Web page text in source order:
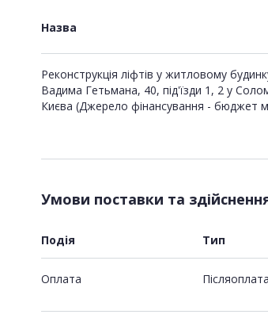
Назва
Реконструкція ліфтів у житловому
Вадима Гетьмана, 40, під'їзди 1, 2 у
Києва (Джерело фінансування - бюджет
Умови поставки та
Подія Тип
Оплата Пiсляоплата